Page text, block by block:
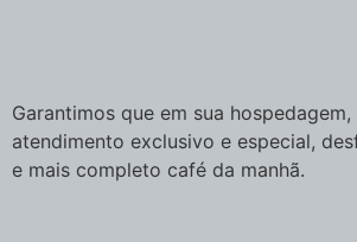
Garantimos que em sua
atendimento exclusivo e especial,
e mais completo café da manhã.